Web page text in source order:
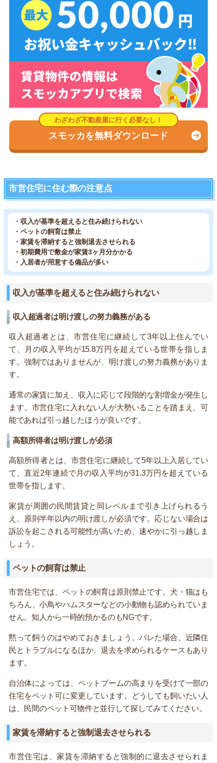
スモッカを無料ダウンロード
市営住宅に住む際の注意点
・収入が基準を超えると住み続けられない
・ペットの飼育は禁止
・家賃を滞納すると強制退去させられる
・初期費用で敷金が家賃3ヶ月分かかる
・入居者が用意する備品が多い
収入が基準を超えると住み続けられない
収入超過者は明け渡しの努力義務がある
収入超過者とは、市営住宅に継続して3年以上住んでい
て、月の収入平均が15.8万円を超えている世帯を指しま
す。強制ではありませんが、明け渡しの努力義務がありま
す。
通常の家賃に加え、収入に応じて段階的な割増金が発生し
ます。市営住宅に入れない人が大勢いることを踏まえ、可
能であれば引っ越したほうが良いです。
高額所得者は明け渡しが必須
高額所得者とは、市営住宅に継続して5年以上入居してい
て、直近2年連続で月の収入平均が31.3万円を超えている
世帯を指します。
家賃が周囲の民間賃貸と同レベルまで引き上げられるう
え、原則半年以内の明け渡しが必須です。応じない場合は
訴訟を起こされる可能性が高いため、速やかに引っ越しま
しょう。
ペットの飼育は禁止
市営住宅では、ペットの飼育は原則禁止です。犬・猫はも
ちろん、小鳥やハムスターなどの小動物も認められていま
せん。知人から一時的預かるのもNGです。
黙って飼うのはやめておきましょう。バレた場合、近隣住
民とトラブルになるほか、退去を求められるケースもあり
ます。
自治体によっては、ペットブームの高まりを受けて一部の
住宅をペット可に変更しています。どうしても飼いたい人
は、民間のペット可物件と並行して探してみてください。
家賃を滞納すると強制退去させられる
市営住宅は、家賃を滞納すると強制的に退去させられま